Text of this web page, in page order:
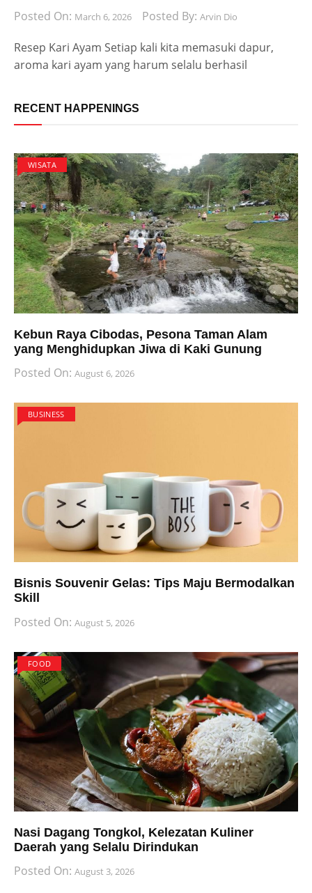
Posted On: March 6, 2026 Posted By: Arvin Dio
Resep Kari Ayam Setiap kali kita memasuki dapur,
aroma kari ayam yang harum selalu berhasil
RECENT HAPPENINGS
WISATA
Kebun Raya Cibodas, Pesona Taman Alam
yang Menghidupkan Jiwa di Kaki Gunung
Posted On: August 6, 2026
BUSINESS
Bisnis Souvenir Gelas: Tips Maju Bermodalkan
Skill
Posted On: August 5, 2026
FOOD
Nasi Dagang Tongkol, Kelezatan Kuliner
Daerah yang Selalu Dirindukan
Posted On: August 3, 2026